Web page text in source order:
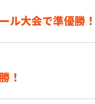
ル大会で準優勝！
！